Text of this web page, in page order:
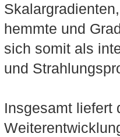
hemmte und
sich somit als
und
Insgesamt liefert